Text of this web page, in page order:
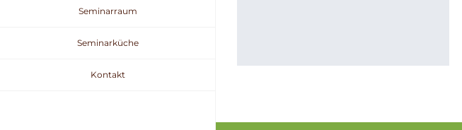
Seminarraum
Seminarküche
Kontakt